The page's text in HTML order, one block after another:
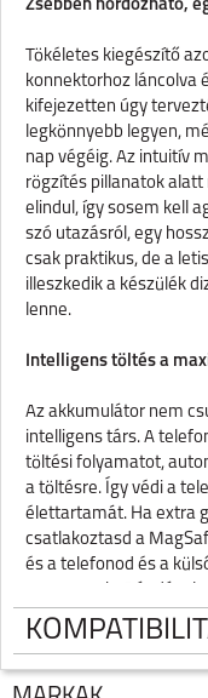
Zsebben hordozható,
Tökéletes kiegészítő
konnektorhoz láncolva
kifejezetten úgy
legkönnyebb legyen,
nap végéig. Az intuitív
rögzítés pillanatok
elindul, így sosem kell
szó utazásról, egy
csak praktikus, de a
illeszkedik a készülék
lenne.
Intelligens töltés a
Az akkumulátor nem
intelligens társ. A
töltési folyamatot,
a töltésre. Így védi a
élettartamát. Ha extra
csatlakoztasd a
és a telefonod és a
telefonod képernyőjén.
Termék specifikációk
·